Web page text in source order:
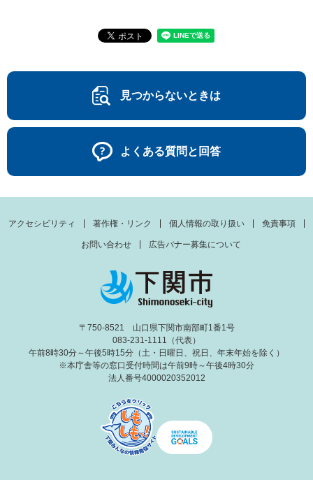
見つからないときは
よくある質問と回答
アクセシビリティ 著作権・リンク 個人情報の取り扱い 免責事項
お問い合わせ 広告バナー募集について
〒750-8521 山口県下関市南部町1番1号
083-231-1111（代表）
午前8時30分～午後5時15分（土・日曜日、祝日、年末年始を除く）
※本庁舎等の窓口受付時間は午前9時～午後4時30分
法人番号4000020352012